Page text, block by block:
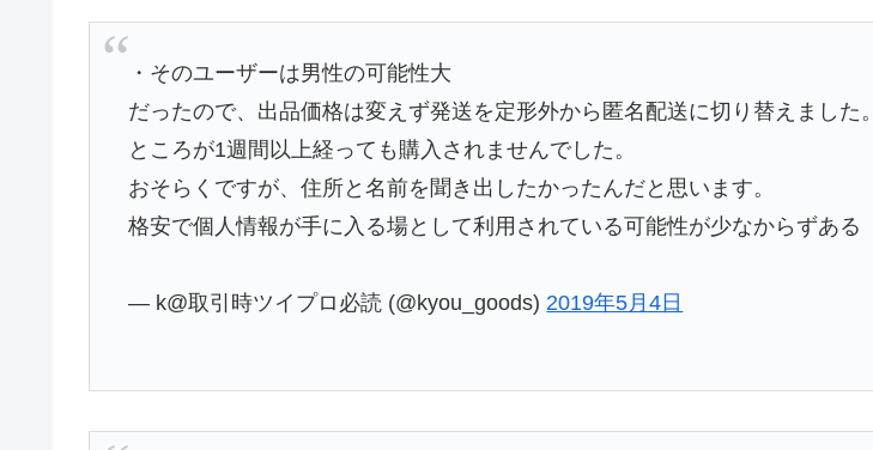
・そのユーザーは男性の可能性大
だったので、出品価格は変えず発送を定形外から匿名配送に切り替えました。
ところが1週間以上経っても購入されませんでした。
おそらくですが、住所と名前を聞き出したかったんだと思います。
格安で個人情報が手に入る場として利用されている可能性が少なからずある
— k@取引時ツイプロ必読 (@kyou_goods) 2019年5月4日